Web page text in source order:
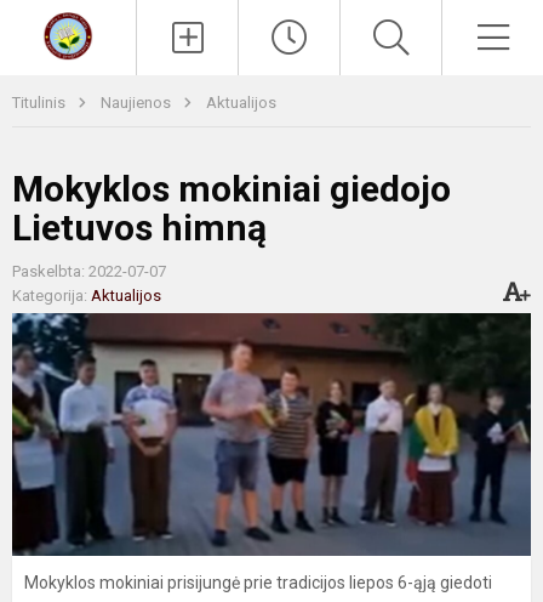
Titulinis Naujienos Aktualijos
Mokyklos mokiniai giedojo
Lietuvos himną
Paskelbta: 2022-07-07
Kategorija: Aktualijos
Mokyklos mokiniai prisijungė prie tradicijos liepos 6-ąją giedoti